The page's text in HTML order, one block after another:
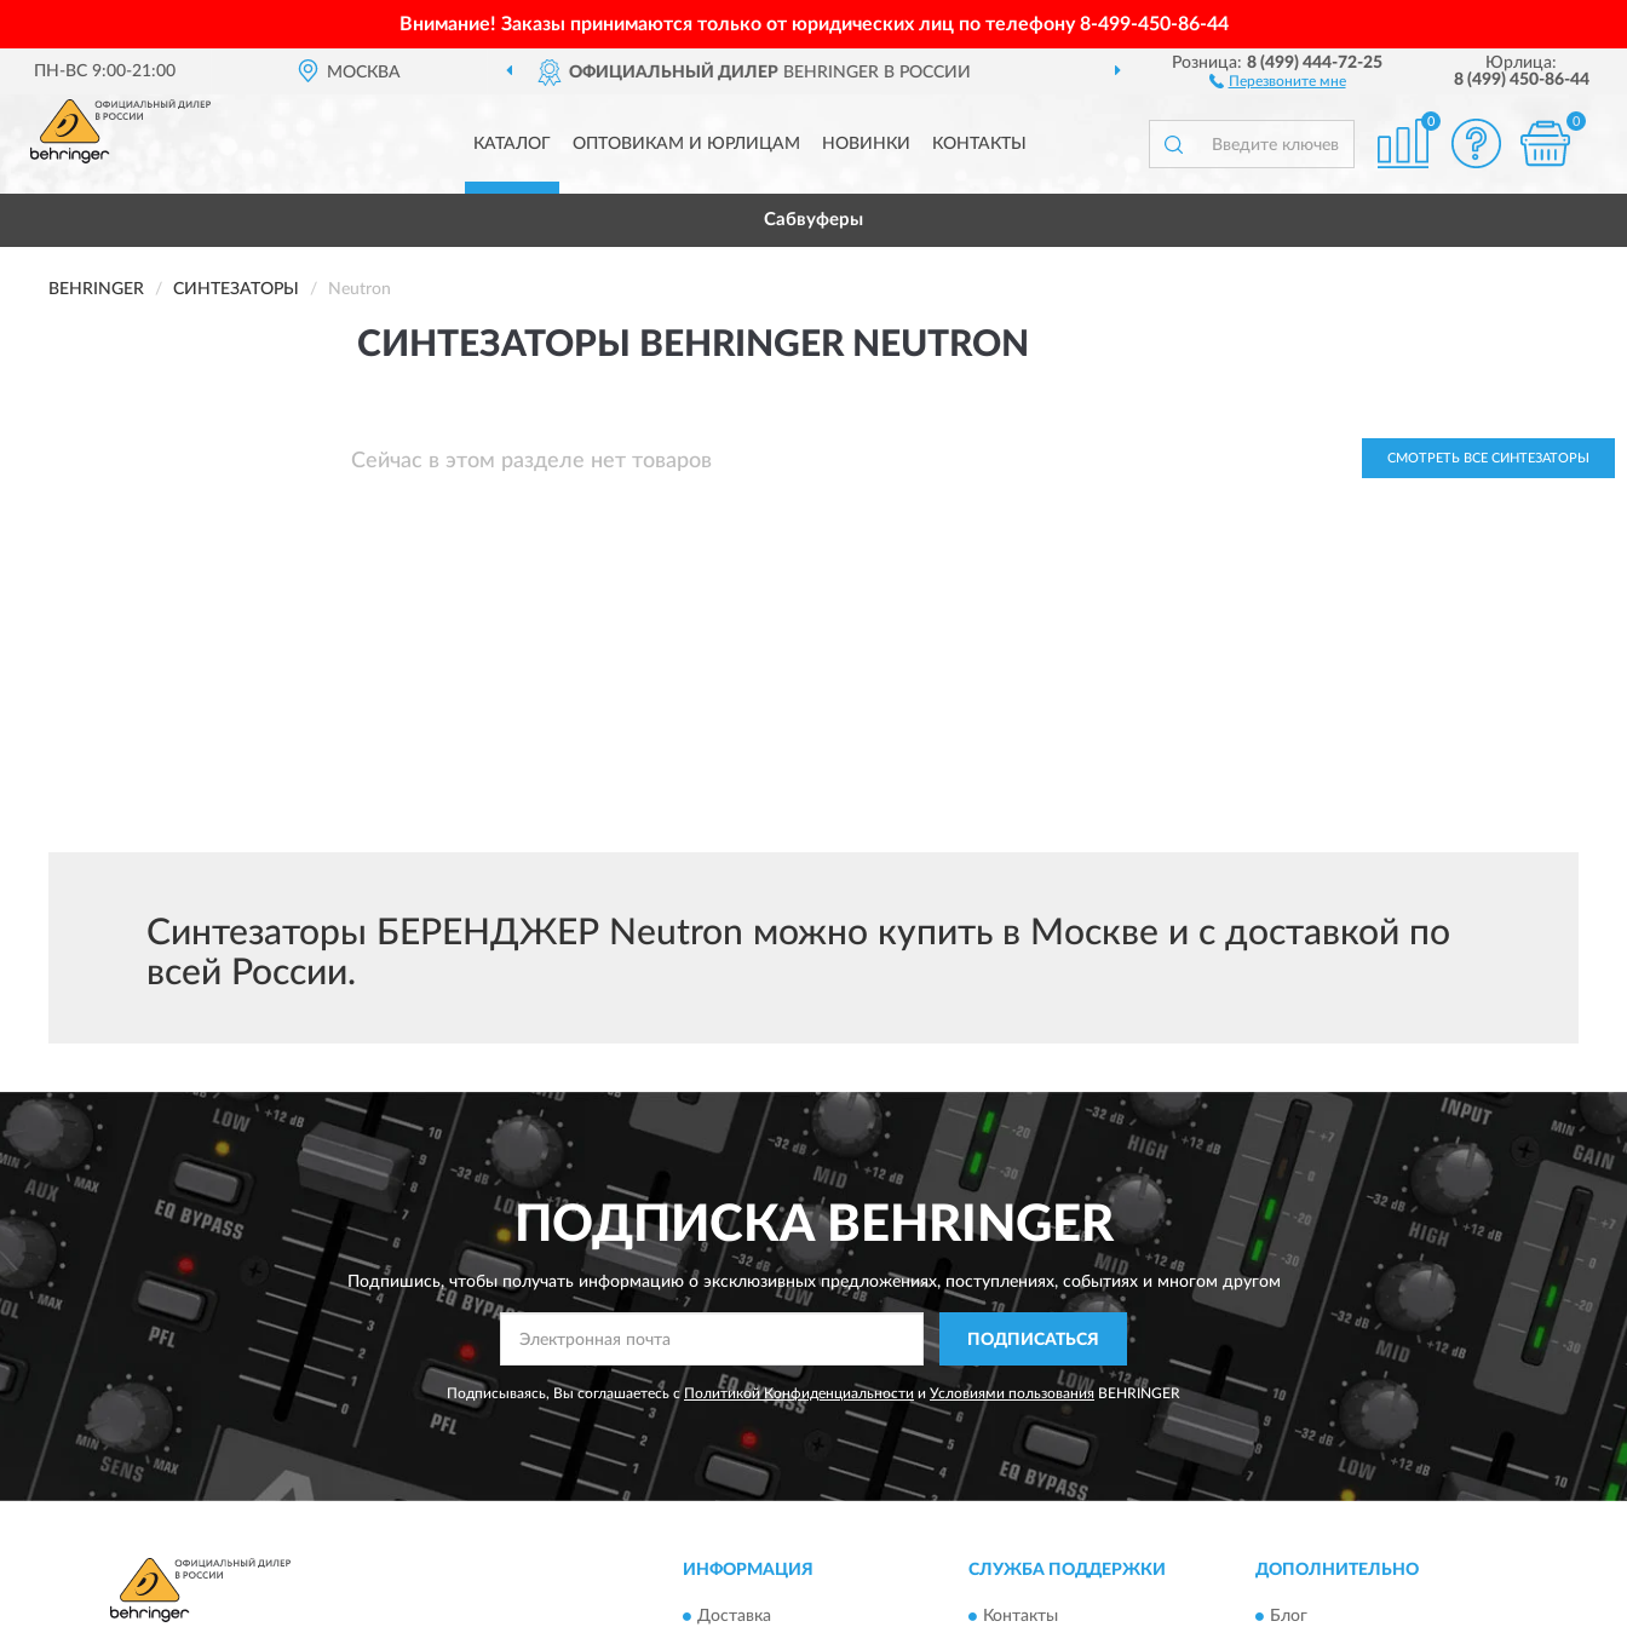
Внимание! Заказы принимаются только от юридических лиц по телефону8-499-450-86-44
ПН-ВС 9:00-21:00 МОСКВАОФИЦИАЛЬНЫЙ ДИЛЕРBEHRINGER В РОССИИ ДОСТАВИМ ПО ВСЕЙ РОССИИ
Розница:8 (499) 444-72-25
Перезвоните мне
Юрлица:
8 (499) 450-86-44
КАТАЛОГ ОПТОВИКАМ И ЮРЛИЦАМ НОВИНКИ КОНТАКТЫ
0 0
Сабвуферы
BEHRINGER СИНТЕЗАТОРЫ Neutron
СИНТЕЗАТОРЫ BEHRINGER NEUTRON
Сейчас в этом разделе нет товаров СМОТРЕТЬ ВСЕ СИНТЕЗАТОРЫ
Синтезаторы БЕРЕНДЖЕР Neutron можно купить в Москве и с доставкой по
всей России.
ПОДПИСКАBEHRINGER
Подпишись, чтобы получать информацию о эксклюзивных предложениях,поступлениях, событиях и многом другом
ПОДПИСАТЬСЯ
Подписываясь, Вы соглашаетесь сПолитикой Конфиденциальности и Условиями пользования BEHRINGER
ИНФОРМАЦИЯ
Доставка
СЛУЖБА ПОДДЕРЖКИ
Контакты
ДОПОЛНИТЕЛЬНО
Блог